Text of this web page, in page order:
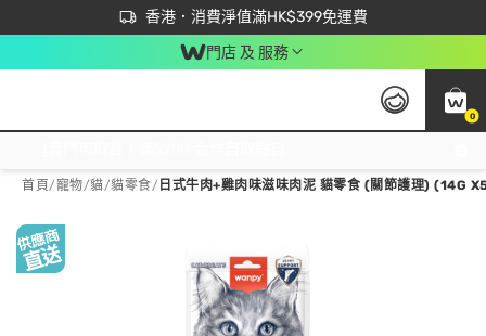
香港．消費淨值滿HK$399免運費
立即成為易賞錢會員盡享獨家優惠
首次APP下單買滿$450 輸入 NEWAPP 即減$50
門店 及 服務
0
首頁/寵物/貓/貓零食/ 日式牛肉+雞肉味滋味肉泥 貓零食 (關節護理) (14G